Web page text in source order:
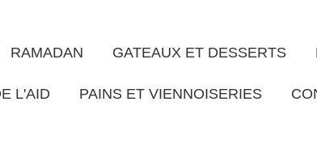
RAMADAN GATEAUX ET DESSERTS
L'AID PAINS ET VIENNOISERIES